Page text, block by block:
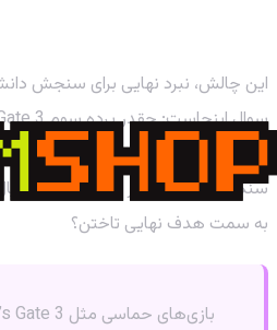
این چالش، نبرد نهایی برای سنجش
می‌شناسید؟ شما جزو کدوم دسته بودید؟
سنگ‌ریزه شهر رو زیر و رو نکردن
به سمت هدف نهایی تاختن؟